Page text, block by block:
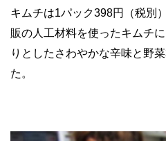
キムチは1パック398円（税別
販の人工材料を使ったキムチ
りとしたさわやかな辛味と野
た。